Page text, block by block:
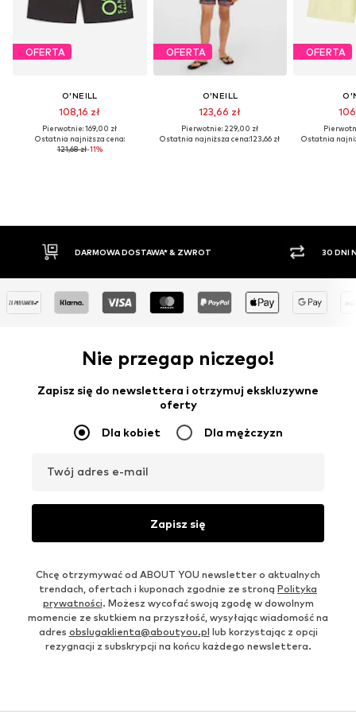
OFERTA
O'NEILL
108,16 zł
Pierwotnie: 169,00 zł
Ostatnia najniższa cena:
121,68 zł-11%
OFERTA
O'NEILL
123,66 zł
Pierwotnie: 229,00 zł
Ostatnia najniższa cena:123,66 zł
OFERTA
Ostatnia
DARMOWA DOSTAWA* & ZWROT 30 DNI NA
Nie przegap niczego!
Zapisz się do newslettera i otrzymuj ekskluzywne
oferty
Dla kobiet Dla mężczyzn
Twój adres e-mail
Zapisz się
Chcę otrzymywać od ABOUT YOU newsletter o aktualnych
trendach, ofertach i kuponach zgodnie ze stroną Polityka
prywatności. Możesz wycofać swoją zgodę w dowolnym
momencie ze skutkiem na przyszłość, wysyłając wiadomość na
adres obslugaklienta@aboutyou.pl lub korzystając z opcji
rezygnacji z subskrypcji na końcu każdego newslettera.